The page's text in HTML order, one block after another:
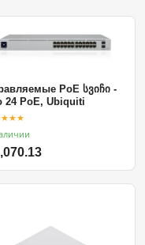
PoE სვიჩი -
24 PoE, Ubiquiti